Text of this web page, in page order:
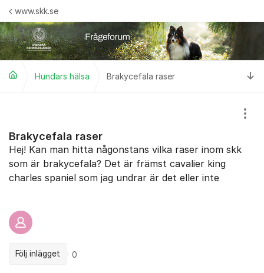
Hoppa till innehåll
www.skk.se
Hundars hälsa Brakycefala raser
Brakycefala raser
Hej! Kan man hitta någonstans vilka raser inom skk
som är brakycefala? Det är främst cavalier king
charles spaniel som jag undrar är det eller inte
Följ inlägget 0